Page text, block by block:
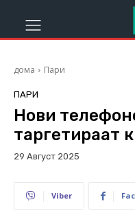
дома Пари
ПАРИ
Нови
таргетираат
29 Август 2025
Viber